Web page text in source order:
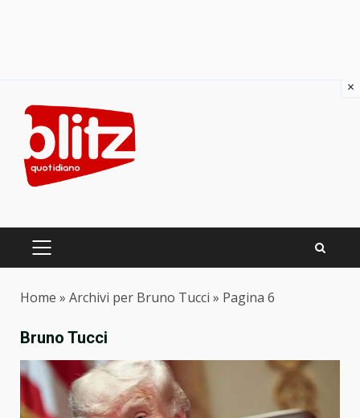
content
PRIMARY
Home » Archivi per Bruno Tucci » Pagina 6
Bruno Tucci
×